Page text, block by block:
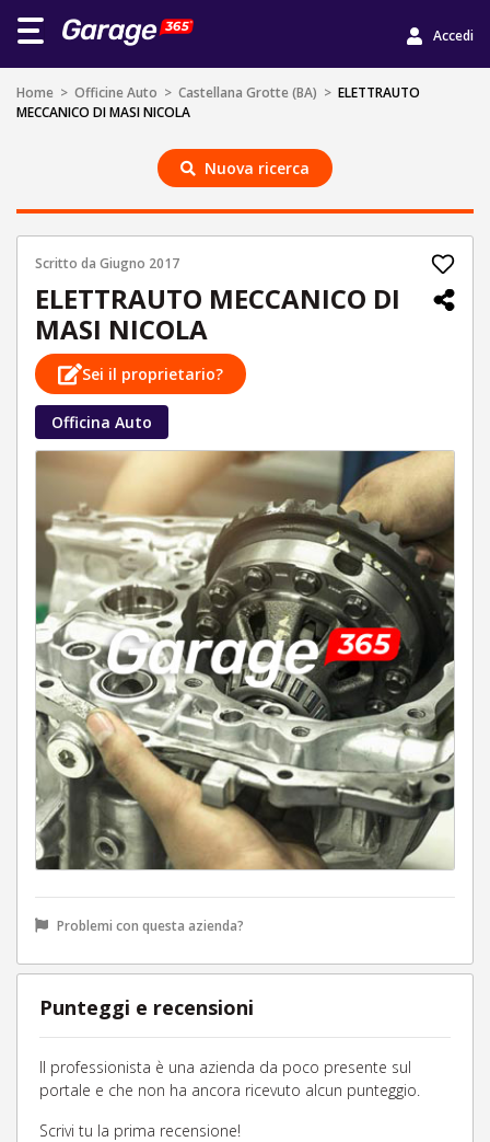
Accedi
Home > Officine Auto > Castellana Grotte (BA) > ELETTRAUTO
MECCANICO DI MASI NICOLA
Nuova ricerca
Scritto da Giugno 2017
ELETTRAUTO MECCANICO DI
MASI NICOLA
Sei il proprietario?
Officina Auto
Problemi con questa azienda?
Punteggi e recensioni
Il professionista è una azienda da poco presente sul
portale e che non ha ancora ricevuto alcun punteggio.
Scrivi tu la prima recensione!